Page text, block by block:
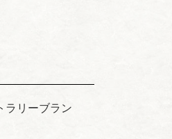
ラリーブラン